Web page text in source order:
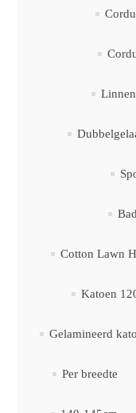
Cotton Lawn
Katoen
Gelamineerd
Per breedte